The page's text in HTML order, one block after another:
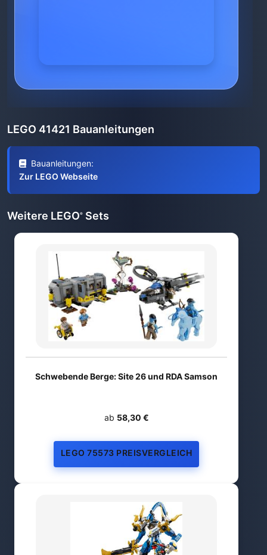
LEGO 41421 Bauanleitungen
Bauanleitungen:
Zur LEGO Webseite
Weitere LEGO® Sets
Schwebende Berge: Site 26 und RDA Samson
ab 58,30 €
LEGO 75573 PREISVERGLEICH